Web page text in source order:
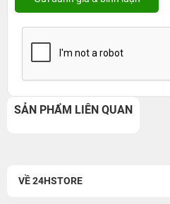
SẢN PHẨM LIÊN QUAN
VỀ 24HSTORE